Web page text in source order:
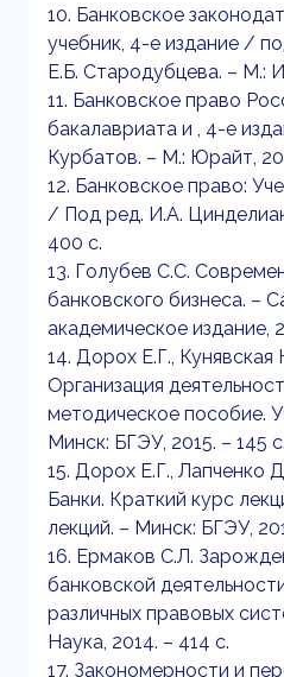
10. Банковское
учебник, 4-е издание /
Е.Б. Стародубцева. – М.:
11. Банковское право
бакалавриата и , 4-е
Курбатов. – М.: Юрайт,
12. Банковское право:
/ Под ред. И.А.
400 с.
13. Голубев С.С.
банковского бизнеса. –
академическое издание,
14. Дорох Е.Г.,
Организация
методическое пособие.
Минск: БГЭУ, 2015. – 145 с.
15. Дорох Е.Г., Лапченко
Банки. Краткий курс
лекций. – Минск: БГЭУ,
16. Ермаков С.Л.
банковской
различных правовых
Наука, 2014. – 414 с.
17. Закономерности и